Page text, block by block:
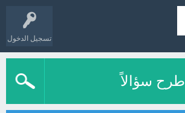
تسجيل الدخول
اطرح سؤالاً